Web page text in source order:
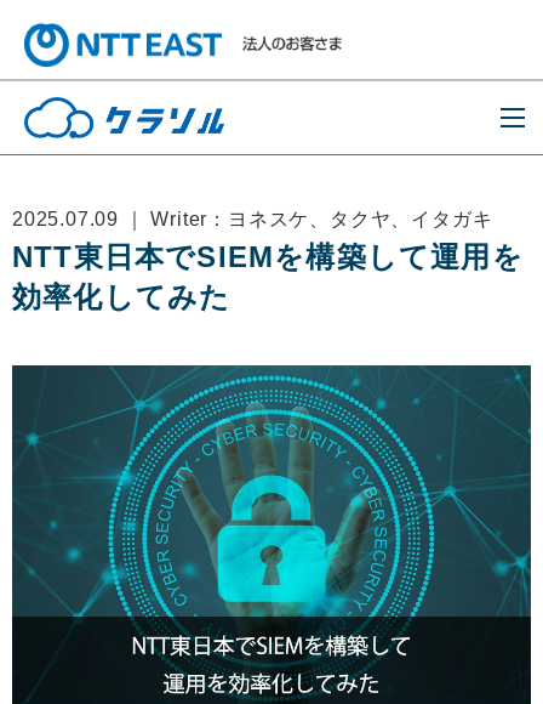
2025.07.09 ｜ Writer：ヨネスケ、タクヤ、イタガキ
NTT東日本でSIEMを構築して運用を
効率化してみた